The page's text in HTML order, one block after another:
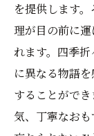
を提供します
理が目の前に
れます。四季
に異なる物語
することがで
気、丁寧なお